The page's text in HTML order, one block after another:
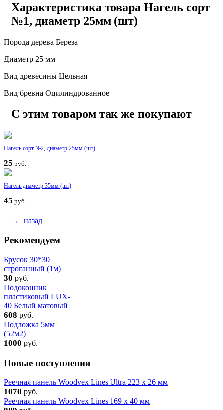
Характеристика товара Нагель сорт
№1, диаметр 25мм (шт)
Порода дерева Береза
Диаметр 25 мм
Вид древесины Цельная
Вид бревна Оцилиндрованное
С этим товаром так же покупают
Нагель сорт №2, диаметр 25мм (шт)
25 руб.
Нагель диаметр 35мм (шт)
45 руб.
← назад
Рекомендуем
Брусок 30*30
строганный (1м)
30 руб.
Подоконник
пластиковый LUX-
40 Белый матовый
608 руб.
Подложка 5мм
(52м2)
1000 руб.
Новые поступления
Реечная панель Woodvex Lines Ultra 223 x 26 мм
1070 руб.
Реечная панель Woodvex Lines 169 x 40 мм